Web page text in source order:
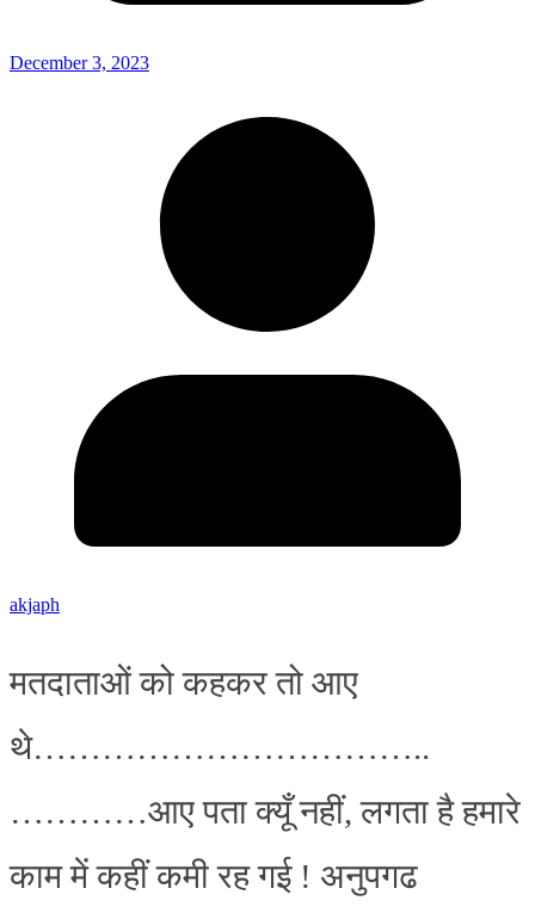
December 3, 2023
akjaph
मतदाताओं को कहकर तो आए
थे……………………………..
…………आए पता क्यूँ नहीं, लगता है हमारे
काम में कहीं कमी रह गई ! अनुपगढ